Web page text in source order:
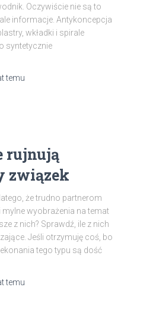
Oczywiście nie są to
informacje. Antykoncepcja
wkładki i spirale
syntetycznie
temu
rujnują
związek
że trudno partnerom
wyobrażenia na temat
z nich? Sprawdź, ile z nich
Jeśli otrzymuję coś, bo
tego typu są dość
temu